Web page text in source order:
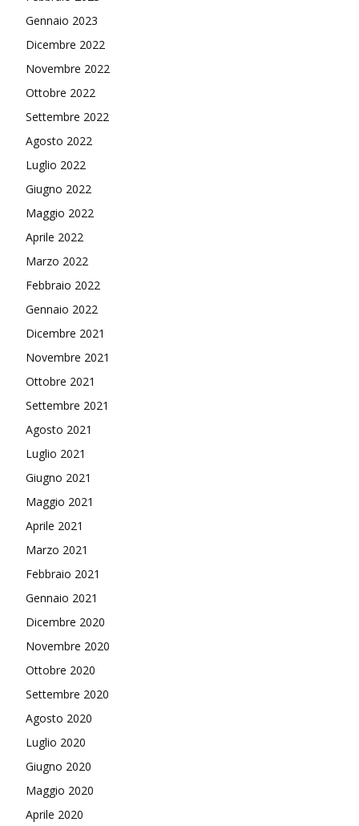
Gennaio 2023
Dicembre 2022
Novembre 2022
Ottobre 2022
Settembre 2022
Agosto 2022
Luglio 2022
Giugno 2022
Maggio 2022
Aprile 2022
Marzo 2022
Febbraio 2022
Gennaio 2022
Dicembre 2021
Novembre 2021
Ottobre 2021
Settembre 2021
Agosto 2021
Luglio 2021
Giugno 2021
Maggio 2021
Aprile 2021
Marzo 2021
Febbraio 2021
Gennaio 2021
Dicembre 2020
Novembre 2020
Ottobre 2020
Settembre 2020
Agosto 2020
Luglio 2020
Giugno 2020
Maggio 2020
Aprile 2020